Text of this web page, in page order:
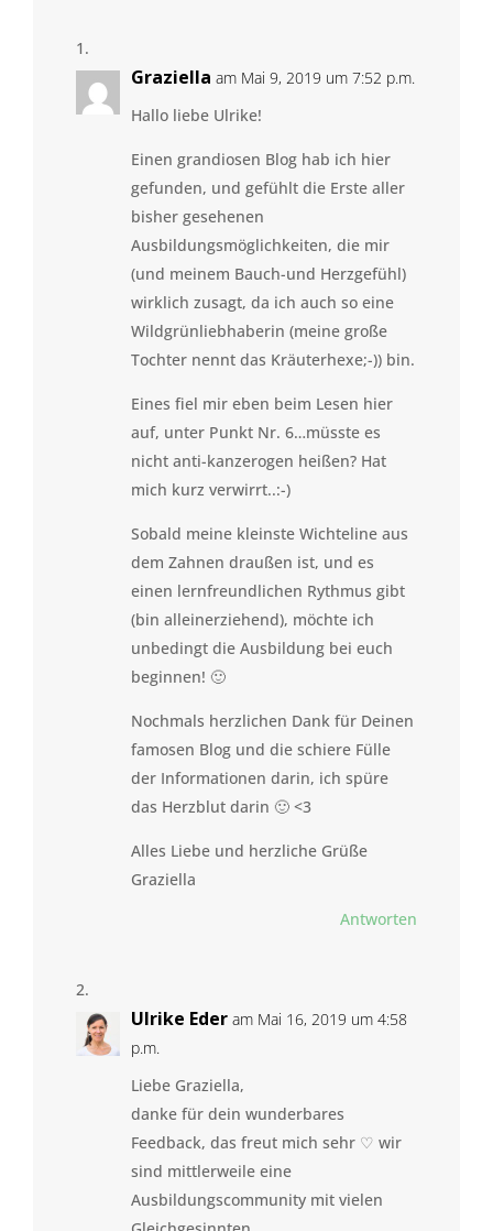
Graziella am Mai 9, 2019 um 7:52 p.m.
Hallo liebe Ulrike!
Einen grandiosen Blog hab ich hier
gefunden, und gefühlt die Erste aller
bisher gesehenen
Ausbildungsmöglichkeiten, die mir
(und meinem Bauch-und Herzgefühl)
wirklich zusagt, da ich auch so eine
Wildgrünliebhaberin (meine große
Tochter nennt das Kräuterhexe;-)) bin.
Eines fiel mir eben beim Lesen hier
auf, unter Punkt Nr. 6…müsste es
nicht anti-kanzerogen heißen? Hat
mich kurz verwirrt..:-)
Sobald meine kleinste Wichteline aus
dem Zahnen draußen ist, und es
einen lernfreundlichen Rythmus gibt
(bin alleinerziehend), möchte ich
unbedingt die Ausbildung bei euch
beginnen! 🙂
Nochmals herzlichen Dank für Deinen
famosen Blog und die schiere Fülle
der Informationen darin, ich spüre
das Herzblut darin 🙂 <3
Alles Liebe und herzliche Grüße
Graziella
Antworten
Ulrike Eder am Mai 16, 2019 um 4:58
p.m.
Liebe Graziella,
danke für dein wunderbares
Feedback, das freut mich sehr ♡ wir
sind mittlerweile eine
Ausbildungscommunity mit vielen